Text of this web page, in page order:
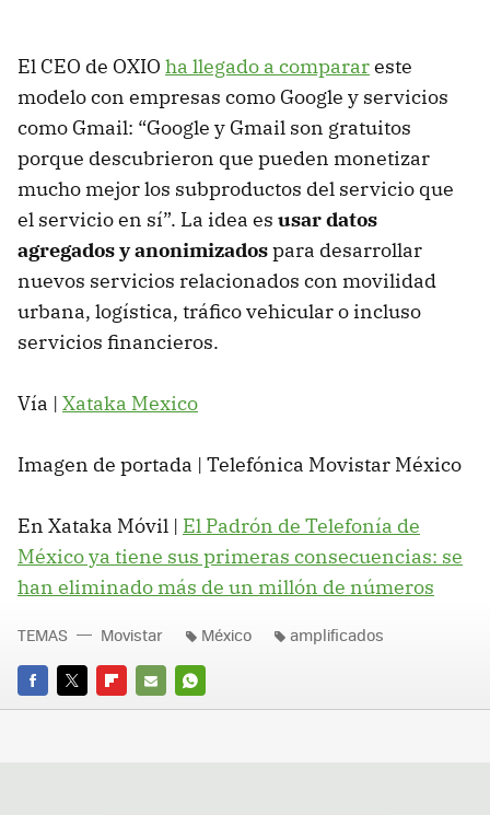
El CEO de OXIO ha llegado a comparareste
modelo con empresas como Google y servicios
como Gmail: “Google y Gmail son gratuitos
porque descubrieron que pueden monetizar
mucho mejor los subproductos del servicio que
el servicio en sí”. La idea es usar datos
agregados y anonimizadospara desarrollar
nuevos servicios relacionados con movilidad
urbana, logística, tráfico vehicular o incluso
servicios financieros.
Vía | Xataka Mexico
Imagen de portada | Telefónica Movistar México
En Xataka Móvil | El Padrón de Telefonía de
México ya tiene sus primeras consecuencias: se
han eliminado más de un millón de números
FACEBOOK
TWITTERFLIPBOARD
E-
WHATSAPP
TEMAS Movistar México amplificados